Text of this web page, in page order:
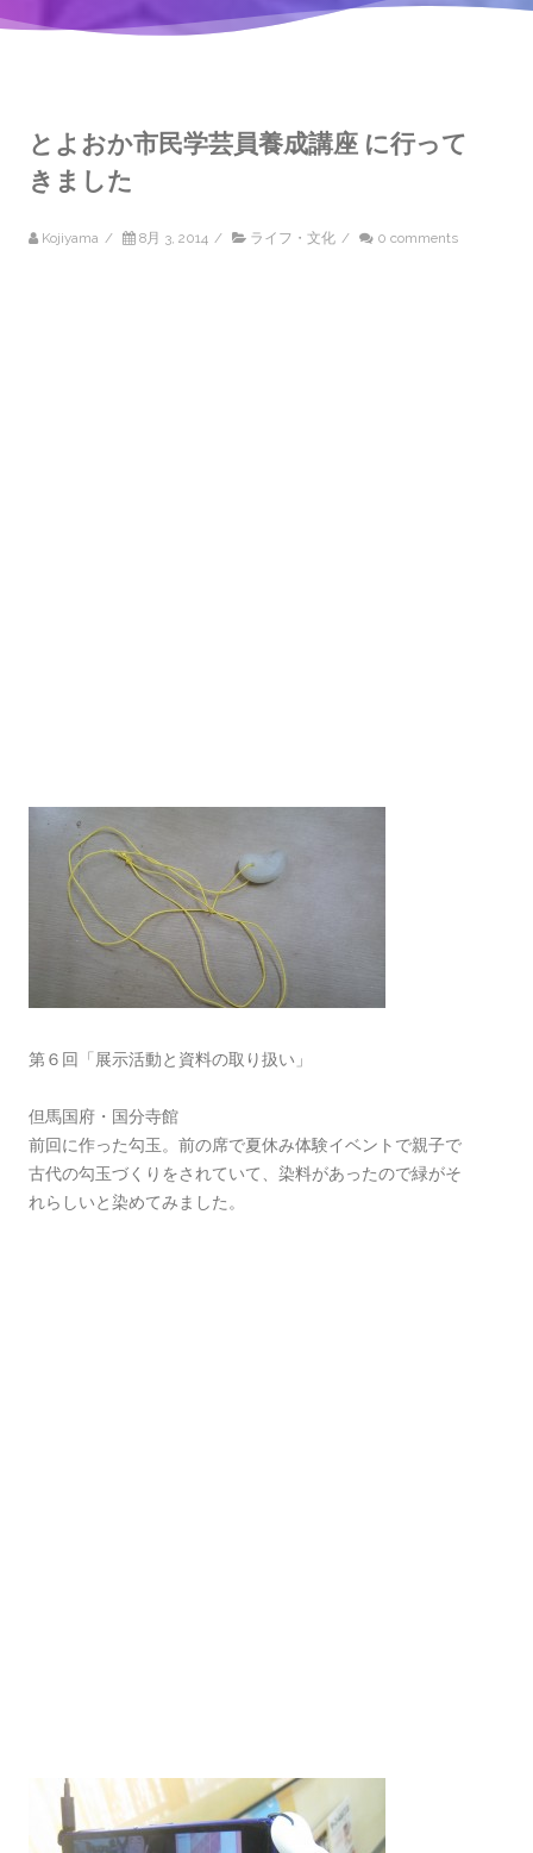
とよおか市民学芸員養成講座 に行って
きました
Kojiyama / 8月 3, 2014 / ライフ・文化 / 0 comments
第６回「展示活動と資料の取り扱い」
但馬国府・国分寺館
前回に作った勾玉。前の席で夏休み体験イベントで親子で
古代の勾玉づくりをされていて、染料があったので緑がそ
れらしいと染めてみました。